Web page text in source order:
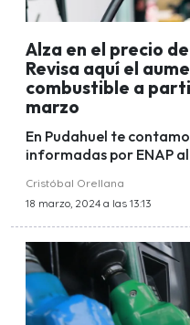
Alza en el precio
Revisa aquí el
combustible a
marzo
En Pudahuel te
informadas por ENAP
Cristóbal Orellana
18 marzo, 2024 a las 13:13